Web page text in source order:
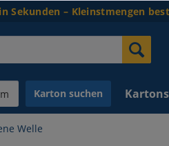
Sekunden – Kleinstmengen
Karton suchen
Welle